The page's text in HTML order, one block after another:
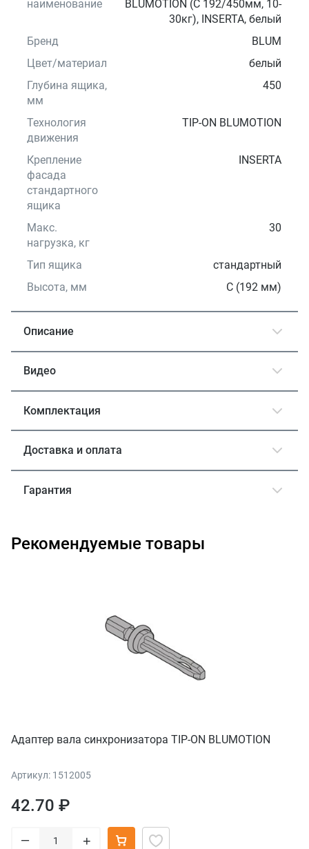
наименование
BLUMOTION (С 192/450мм, 10-
30кг), INSERTA, белый
Бренд
BLUM
Цвет/материал
белый
Глубина ящика,
мм
450
Технология
движения
TIP-ON BLUMOTION
Крепление
фасада
стандартного
ящика
INSERTA
Макс.
нагрузка, кг
30
Тип ящика
стандартный
Высота, мм
С (192 мм)
Описание
Видео
Комплектация
Доставка и оплата
Гарантия
Рекомендуемые товары
Адаптер вала синхронизатора TIP-ON BLUMOTION
Артикул: 1512005
42.70 ₽
– +